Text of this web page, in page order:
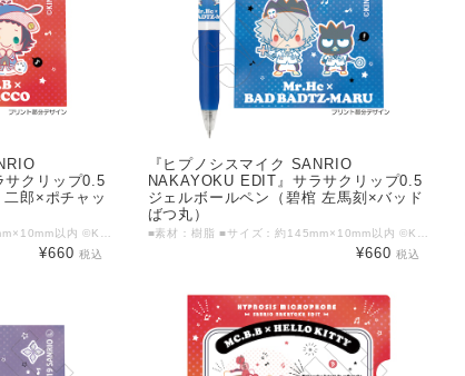
サクリップ0.5
郎×ポチャッ
¥660税込
『ヒプノシスマイク SANRIO
NAKAYOKU EDIT』サラサクリップ0.5
ジェルボールペン（碧棺 左馬刻×バッド
ばつ丸）
¥660税込